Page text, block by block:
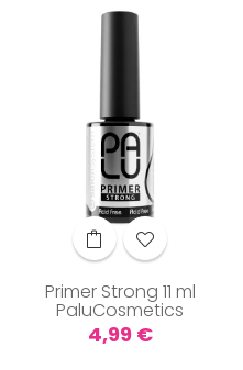
Primer Strong 11 ml
PaluCosmetics
Preis
4,99 €